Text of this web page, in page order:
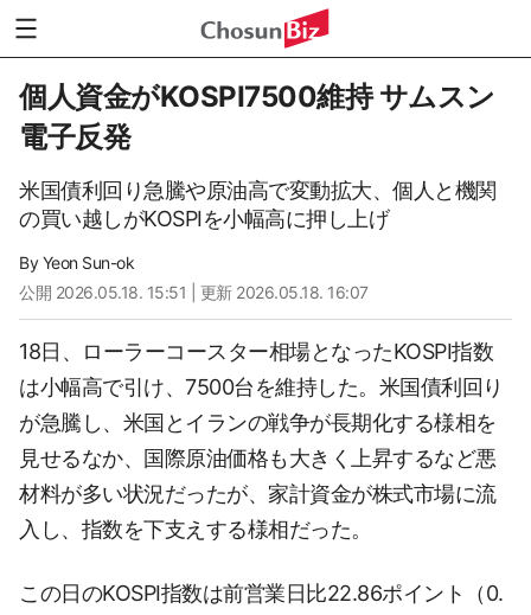
個人資金がKOSPI7500維持 サムスン
電子反発
米国債利回り急騰や原油高で変動拡大、個人と機関
の買い越しがKOSPIを小幅高に押し上げ
ByYeon Sun-ok
公開 2026.05.18. 15:51 | 更新 2026.05.18. 16:07
18日、ローラーコースター相場となったKOSPI指数
は小幅高で引け、7500台を維持した。米国債利回り
が急騰し、米国とイランの戦争が長期化する様相を
見せるなか、国際原油価格も大きく上昇するなど悪
材料が多い状況だったが、家計資金が株式市場に流
入し、指数を下支えする様相だった。
この日のKOSPI指数は前営業日比22.86ポイント（0.